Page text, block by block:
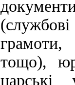
грамоти,
тощо),